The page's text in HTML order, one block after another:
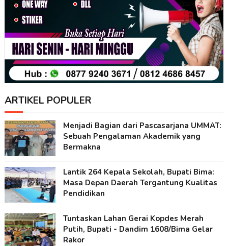
ARTIKEL POPULER
Menjadi Bagian dari Pascasarjana UMMAT:
Sebuah Pengalaman Akademik yang
Bermakna
Lantik 264 Kepala Sekolah, Bupati Bima:
Masa Depan Daerah Tergantung Kualitas
Pendidikan
Tuntaskan Lahan Gerai Kopdes Merah
Putih, Bupati - Dandim 1608/Bima Gelar
Rakor